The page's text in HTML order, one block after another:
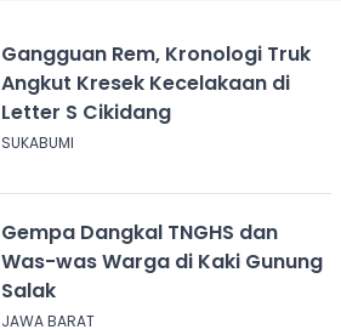
Gangguan Rem, Kronologi Truk
Angkut Kresek Kecelakaan di
Letter S Cikidang
SUKABUMI
Gempa Dangkal TNGHS dan
Was-was Warga di Kaki Gunung
Salak
JAWA BARAT